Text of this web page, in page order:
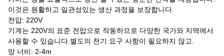
이것은 원활하고 일관성있는 생산 과정을 보장합니다.
전압: 220V
기계는 220V의 표준 전압으로 작동하므로 다양한 국가와 지역에서
사용할 수 있습니다.별도의 전기 요구 사항이 필요하지 않고.
망 너비: 2-4m